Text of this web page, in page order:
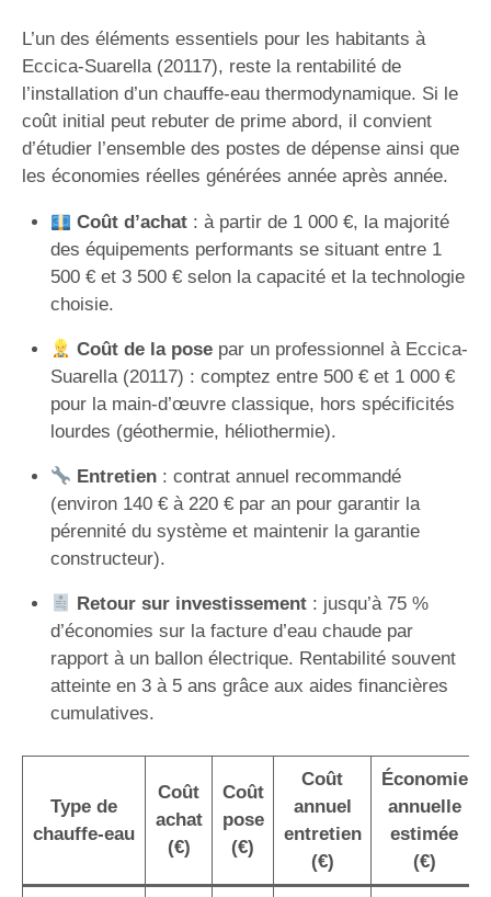
L’un des éléments essentiels pour les habitants à
Eccica-Suarella (20117), reste la rentabilité de
l’installation d’un chauffe-eau thermodynamique. Si le
coût initial peut rebuter de prime abord, il convient
d’étudier l’ensemble des postes de dépense ainsi que
les économies réelles générées année après année.
Coût d’achat: à partir de 1 000 €, la majorité
des équipements performants se situant entre 1
500 € et 3 500 € selon la capacité et la technologie
choisie.
Coût de la posepar un professionnel à Eccica-
Suarella (20117) : comptez entre 500 € et 1 000 €
pour la main-d’œuvre classique, hors spécificités
lourdes (géothermie, héliothermie).
Entretien: contrat annuel recommandé
(environ 140 € à 220 € par an pour garantir la
pérennité du système et maintenir la garantie
constructeur).
Retour sur investissement: jusqu’à 75 %
d’économies sur la facture d’eau chaude par
rapport à un ballon électrique. Rentabilité souvent
atteinte en 3 à 5 ans grâce aux aides financières
cumulatives.
Type de
chauffe-eau
Coût
achat
(€)
Coût
pose
(€)
Coût
annuel
entretien
(€)
Économie
annuelle
estimée
(€)